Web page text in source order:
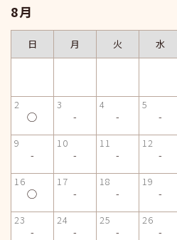
8月
日 月 火 水
2
◯
3
-
4
-
5
-
9
-
10
-
11
-
12
-
16
◯
17
-
18
-
19
-
23
-
24
-
25
-
26
-